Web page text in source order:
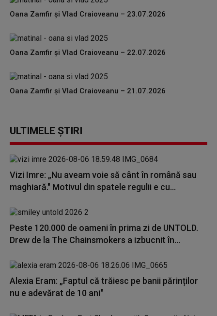
Oana Zamfir și Vlad Craioveanu – 23.07.2026
Oana Zamfir și Vlad Craioveanu – 22.07.2026
Oana Zamfir și Vlad Craioveanu – 21.07.2026
ULTIMELE ȘTIRI
Vizi Imre: „Nu aveam voie să cânt în română sau
maghiară." Motivul din spatele regulii e cu...
Peste 120.000 de oameni în prima zi de UNTOLD.
Drew de la The Chainsmokers a izbucnit în...
Alexia Eram: „Faptul că trăiesc pe banii părinților
nu e adevărat de 10 ani"